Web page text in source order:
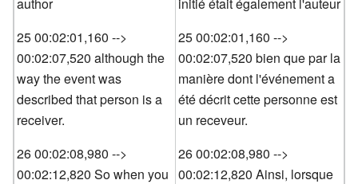
25 00:02:01,160 -->
00:02:07,520 although the
way the event was
described that person is a
receiver.
26 00:02:08,980 -->
00:02:12,820 So when you
25 00:02:01,160 -->
00:02:07,520 bien que par la
manière dont l'événement a
été décrit cette personne est
un receveur.
26 00:02:08,980 -->
00:02:12,820 Ainsi, lorsque